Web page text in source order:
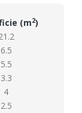
(m2)
6.5
5.5
3.3
4
2.5